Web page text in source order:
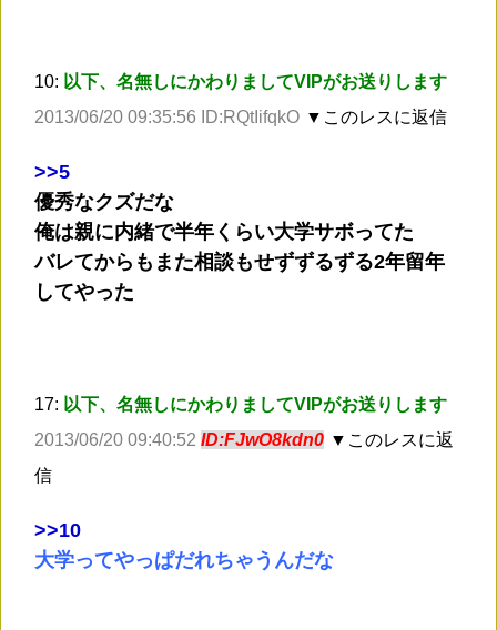
10: 以下、名無しにかわりましてVIPがお送りします
2013/06/20 09:35:56 ID:RQtIifqkO ▼このレスに返信
>>5
優秀なクズだな
俺は親に内緒で半年くらい大学サボってた
バレてからもまた相談もせずずるずる2年留年
してやった
17: 以下、名無しにかわりましてVIPがお送りします
2013/06/20 09:40:52 ID:FJwO8kdn0 ▼このレスに返
信
>>10
大学ってやっぱだれちゃうんだな